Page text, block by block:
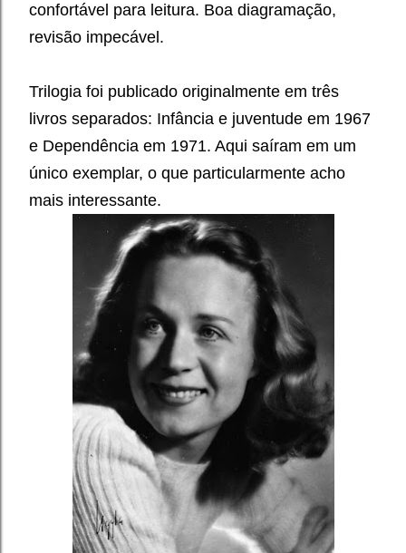
confortável para leitura. Boa diagramação,
revisão impecável.
Trilogia foi publicado originalmente em três
livros separados: Infância e juventude em 1967
e Dependência em 1971. Aqui saíram em um
único exemplar, o que particularmente acho
mais interessante.